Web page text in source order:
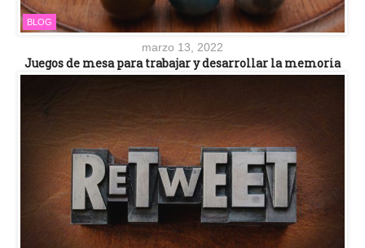
BLOG
marzo 13, 2022
Juegos de mesa para trabajar y desarrollar la memoria